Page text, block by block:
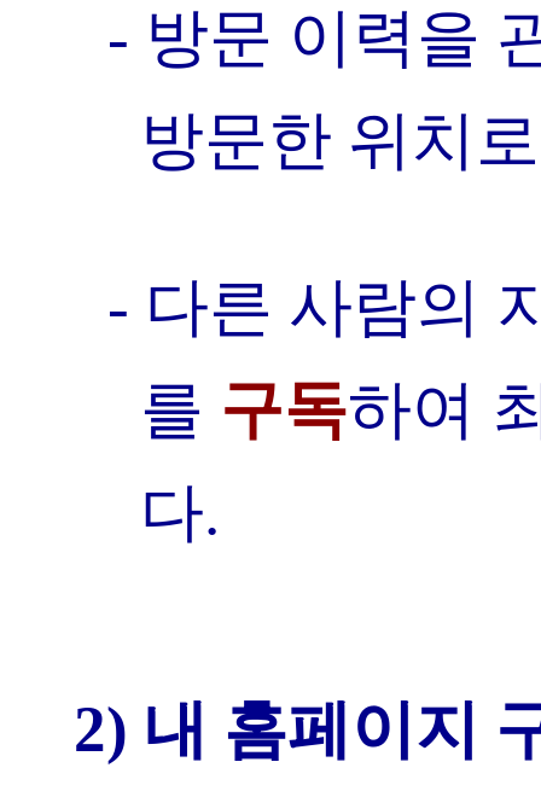
- 방문 이력을
방문한 위치
- 다른 사람의
를 구독하여
다.
2) 내 홈페이지